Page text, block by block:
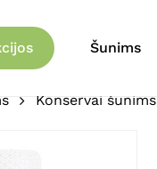
Šunims
Konservai šunims